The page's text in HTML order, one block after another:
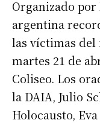
Organizado
argentina
las víctimas
martes 21 de
Coliseo. Los
la DAIA, Julio
Holocausto,